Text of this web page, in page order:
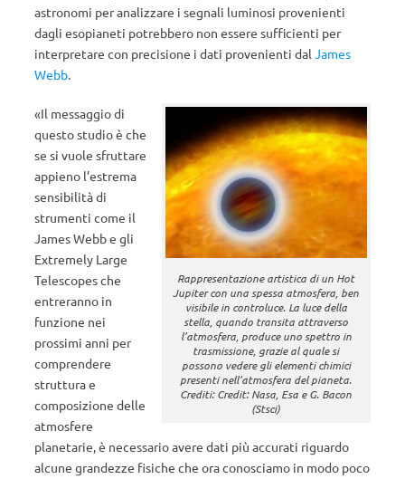
astronomi per analizzare i segnali luminosi provenienti
dagli esopianeti potrebbero non essere sufficienti per
interpretare con precisione i dati provenienti dal James
Webb.
Rappresentazione artistica di un Hot
Jupiter con una spessa atmosfera, ben
visibile in controluce. La luce della
stella, quando transita attraverso
l’atmosfera, produce uno spettro in
trasmissione, grazie al quale si
possono vedere gli elementi chimici
presenti nell’atmosfera del pianeta.
Crediti: Credit: Nasa, Esa e G. Bacon
(Stsci)
«Il messaggio di
questo studio è che
se si vuole sfruttare
appieno l’estrema
sensibilità di
strumenti come il
James Webb e gli
Extremely Large
Telescopes che
entreranno in
funzione nei
prossimi anni per
comprendere
struttura e
composizione delle
atmosfere
planetarie, è necessario avere dati più accurati riguardo
alcune grandezze fisiche che ora conosciamo in modo poco